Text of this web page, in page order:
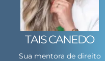
TAIS CANEDO
Sua mentora de direito